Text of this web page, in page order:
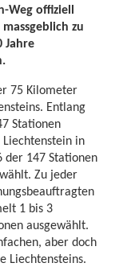
Weg offiziell
zu
Jahre
75 Kilometer
Entlang
Stationen
in
der 147 Stationen
Zu jeder
1 bis 3
ausgewählt.
aber doch
Liechtensteins.